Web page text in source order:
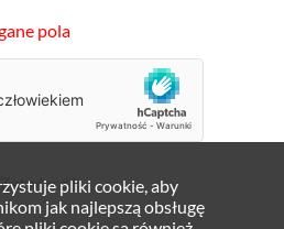
pola
pliki cookie, aby
jak najlepszą obsługę